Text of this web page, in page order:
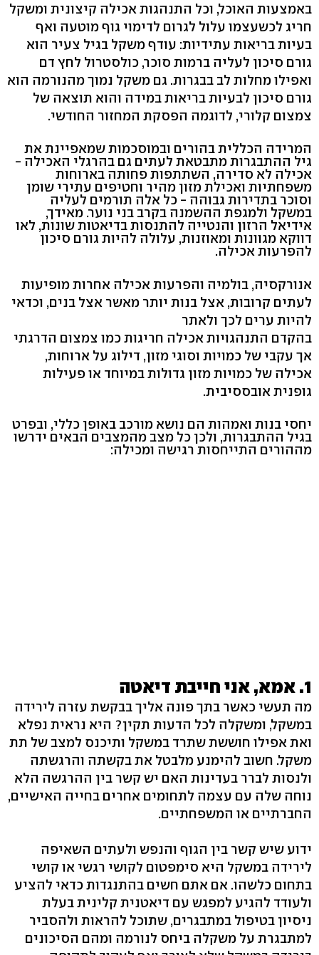
באמצעות האוכל, וכל התנהגות אכילה קיצונית ומשקל
חריג לכשעצמו עלול לגרום לדימוי גוף מוטעה ואף
בעיות בריאות עתידיות: עודף משקל בגיל צעיר הוא
גורם סיכון לעליה ברמות סוכר, כולסטרול לחץ דם
ואפילו מחלות לב בבגרות. גם משקל נמוך מהנורמה הוא
גורם סיכון לבעיות בריאות במידה והוא תוצאה של
צמצום קלורי, לדוגמה הפסקת המחזור החודשי.
המרידה הכללית בהורים ובמוסכמות שמאפיינת את
גיל ההתבגרות מתבטאת לעתים גם בהרגלי האכילה -
אכילה לא סדירה, השתתפות פחותה בארוחות
משפחתיות ואכילת מזון מהיר וחטיפים עתירי שומן
וסוכר בתדירות גבוהה - כל אלה תורמים לעליה
במשקל ולמגפת ההשמנה בקרב בני נוער. מאידך,
אידיאל הרזון והנטייה להתנסות בדיאטות שונות, לאו
דווקא מגוונות ומאוזנות, עלולה להיות גורם סיכון
להפרעות אכילה.
אנורקסיה, בולמיה והפרעות אכילה אחרות מופיעות
לעתים קרובות, אצל בנות יותר מאשר אצל בנים, וכדאי
להיות ערים לכך ולאתר
בהקדם התנהגויות אכילה חריגות כמו צמצום הדרגתי
אך עקבי של כמויות וסוגי מזון, דילוג על ארוחות,
אכילה של כמויות מזון גדולות במיוחד או פעילות
גופנית אובססיבית.
יחסי בנות ואמהות הם נושא מורכב באופן כללי, ובפרט
בגיל ההתבגרות, ולכן כל מצב מהמצבים הבאים ידרשו
מההורים התייחסות רגישה ומכילה:
1. אמא, אני חייבת דיאטה
מה תעשי כאשר בתך פונה אליך בבקשת עזרה לירידה
במשקל, ומשקלה לכל הדעות תקין? היא נראית נפלא
ואת אפילו חוששת שתרד במשקל ותיכנס למצב של תת
משקל. חשוב להימנע מלבטל את בקשתה והרגשתה
ולנסות לברר בעדינות האם יש קשר בין ההרגשה הלא
נוחה שלה עם עצמה לתחומים אחרים בחייה האישיים,
החברתיים או המשפחתיים.
ידוע שיש קשר בין הגוף והנפש ולעתים השאיפה
לירידה במשקל היא סימפטום לקושי רגשי או קושי
בתחום כלשהו. אם אתם חשים בהתנגדות כדאי להציע
ולעודד להגיע למפגש עם דיאטנית קלינית בעלת
ניסיון בטיפול במתבגרים, שתוכל להראות ולהסביר
למתבגרת על משקלה ביחס לנורמה ומהם הסיכונים